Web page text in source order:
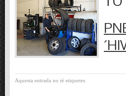
Aquesta entrada no té etiquetes